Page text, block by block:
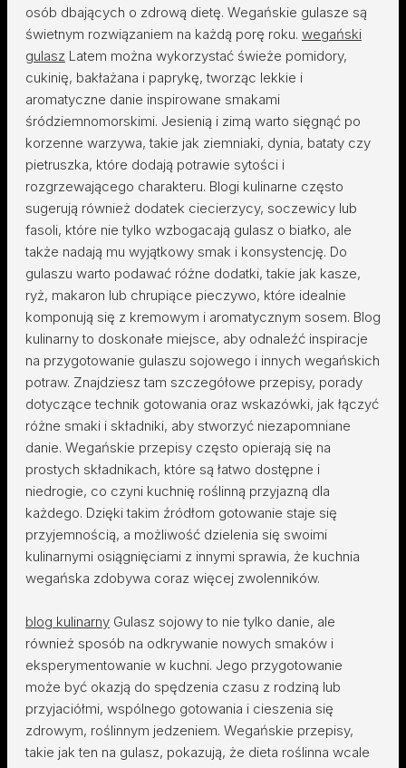
osób dbających o zdrową dietę. Wegańskie gulasze są
świetnym rozwiązaniem na każdą porę roku. wegański
gulasz Latem można wykorzystać świeże pomidory,
cukinię, bakłażana i paprykę, tworząc lekkie i
aromatyczne danie inspirowane smakami
śródziemnomorskimi. Jesienią i zimą warto sięgnąć po
korzenne warzywa, takie jak ziemniaki, dynia, bataty czy
pietruszka, które dodają potrawie sytości i
rozgrzewającego charakteru. Blogi kulinarne często
sugerują również dodatek ciecierzycy, soczewicy lub
fasoli, które nie tylko wzbogacają gulasz o białko, ale
także nadają mu wyjątkowy smak i konsystencję. Do
gulaszu warto podawać różne dodatki, takie jak kasze,
ryż, makaron lub chrupiące pieczywo, które idealnie
komponują się z kremowym i aromatycznym sosem. Blog
kulinarny to doskonałe miejsce, aby odnaleźć inspiracje
na przygotowanie gulaszu sojowego i innych wegańskich
potraw. Znajdziesz tam szczegółowe przepisy, porady
dotyczące technik gotowania oraz wskazówki, jak łączyć
różne smaki i składniki, aby stworzyć niezapomniane
danie. Wegańskie przepisy często opierają się na
prostych składnikach, które są łatwo dostępne i
niedrogie, co czyni kuchnię roślinną przyjazną dla
każdego. Dzięki takim źródłom gotowanie staje się
przyjemnością, a możliwość dzielenia się swoimi
kulinarnymi osiągnięciami z innymi sprawia, że kuchnia
wegańska zdobywa coraz więcej zwolenników.
blog kulinarny Gulasz sojowy to nie tylko danie, ale
również sposób na odkrywanie nowych smaków i
eksperymentowanie w kuchni. Jego przygotowanie
może być okazją do spędzenia czasu z rodziną lub
przyjaciółmi, wspólnego gotowania i cieszenia się
zdrowym, roślinnym jedzeniem. Wegańskie przepisy,
takie jak ten na gulasz, pokazują, że dieta roślinna wcale